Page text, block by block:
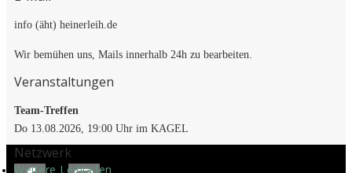
info (äht) heinerleih.de
Wir bemühen uns, Mails innerhalb 24h zu bearbeiten.
Veranstaltungen
Team-Treffen
Do 13.08.2026, 19:00 Uhr im KAGEL
Netzwerk
Weitere Leihläden